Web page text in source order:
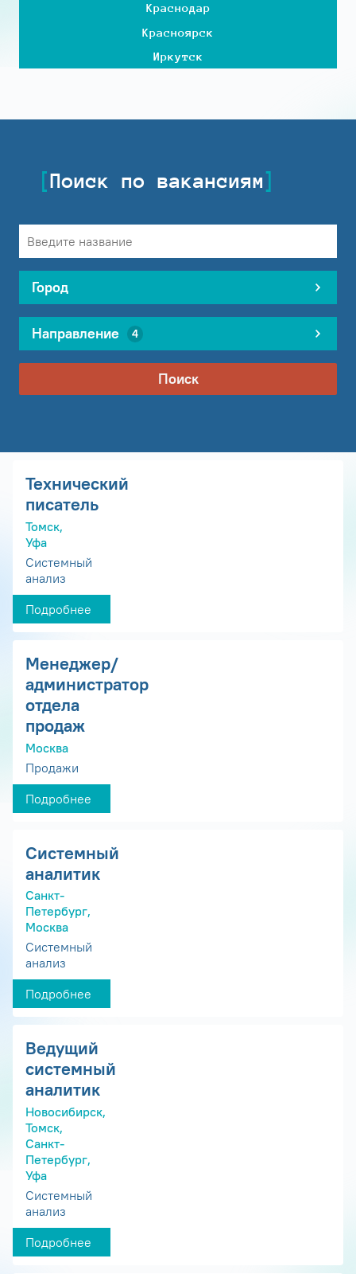
Краснодар
Красноярск
Иркутск
Поиск по вакансиям
Город
Направление 4
Поиск
Технический
писатель
Томск,
Уфа
Системный
анализ
Подробнее
Менеджер/
администратор
отдела
продаж
Москва
Продажи
Подробнее
Системный
аналитик
Санкт-
Петербург,
Москва
Системный
анализ
Подробнее
Ведущий
системный
аналитик
Новосибирск,
Томск,
Санкт-
Петербург,
Уфа
Системный
анализ
Подробнее